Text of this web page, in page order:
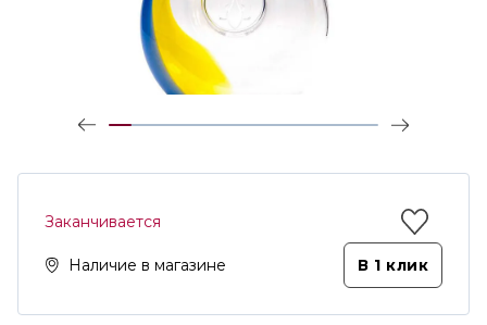
Заканчивается
Наличие в магазине В 1 клик